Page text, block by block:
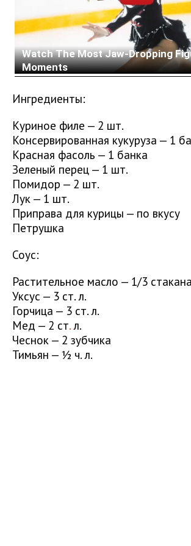
Ингредиенты:
Куриное филе — 2 шт.
Консервированная кукуруза — 1
Красная фасоль — 1 банка
Зеленый перец — 1 шт.
Помидор — 2 шт.
Лук — 1 шт.
Приправа для курицы — по вкусу
Петрушка
Соус:
Растительное масло — 1/3 стакана
Уксус — 3 ст. л.
Горчица — 3 ст. л.
Мед — 2 ст.л.
Чеснок — 2 зубчика
Тимьян — ½ ч. л.